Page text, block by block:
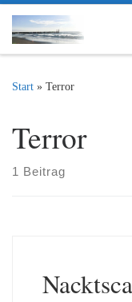
Zum Inhalt springen
Start » Terror
Terror
1 Beitrag